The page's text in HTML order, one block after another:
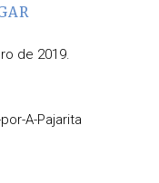
de 2019.